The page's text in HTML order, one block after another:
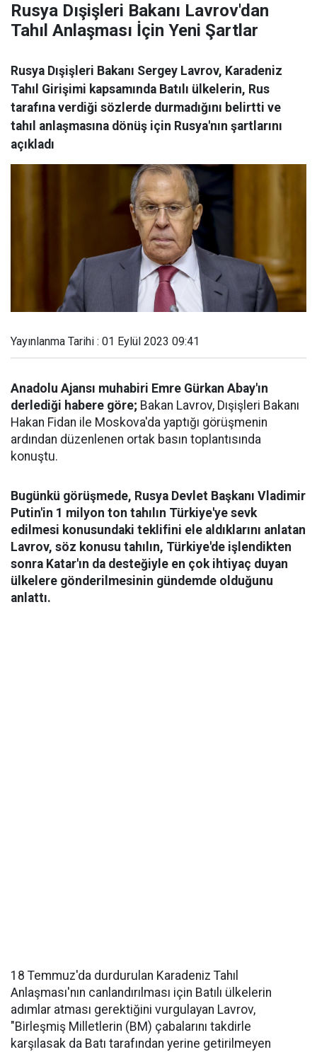
Rusya Dışişleri Bakanı Lavrov'dan
Tahıl Anlaşması İçin Yeni Şartlar
Rusya Dışişleri Bakanı Sergey Lavrov, Karadeniz
Tahıl Girişimi kapsamında Batılı ülkelerin, Rus
tarafına verdiği sözlerde durmadığını belirtti ve
tahıl anlaşmasına dönüş için Rusya'nın şartlarını
açıkladı
Yayınlanma Tarihi : 01 Eylül 2023 09:41
Anadolu Ajansı muhabiri Emre Gürkan Abay'ın
derlediği habere göre; Bakan Lavrov, Dışişleri Bakanı
Hakan Fidan ile Moskova'da yaptığı görüşmenin
ardından düzenlenen ortak basın toplantısında
konuştu.
Bugünkü görüşmede, Rusya Devlet Başkanı Vladimir
Putin'in 1 milyon ton tahılın Türkiye'ye sevk
edilmesi konusundaki teklifini ele aldıklarını anlatan
Lavrov, söz konusu tahılın, Türkiye'de işlendikten
sonra Katar'ın da desteğiyle en çok ihtiyaç duyan
ülkelere gönderilmesinin gündemde olduğunu
anlattı.
18 Temmuz'da durdurulan Karadeniz Tahıl
Anlaşması'nın canlandırılması için Batılı ülkelerin
adımlar atması gerektiğini vurgulayan Lavrov,
"Birleşmiş Milletlerin (BM) çabalarını takdirle
karşılasak da Batı tarafından yerine getirilmeyen